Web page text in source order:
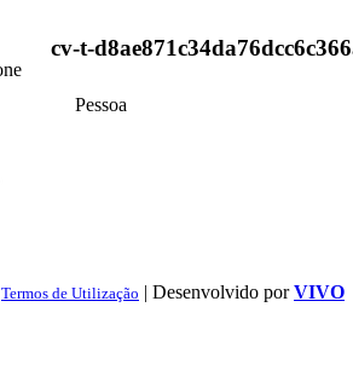
cv-t-
Pessoa
Termos de Utilização | Desenvolvido porVIVO